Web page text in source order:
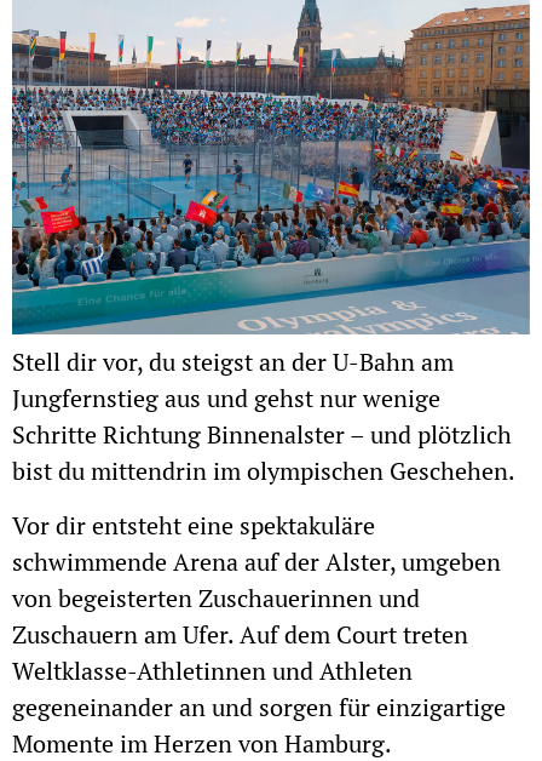
Stell dir vor, du steigst an der U-Bahn am
Jungfernstieg aus und gehst nur wenige
Schritte Richtung Binnenalster – und plötzlich
bist du mittendrin im olympischen Geschehen.
Vor dir entsteht eine spektakuläre
schwimmende Arena auf der Alster, umgeben
von begeisterten Zuschauerinnen und
Zuschauern am Ufer. Auf dem Court treten
Weltklasse-Athletinnen und Athleten
gegeneinander an und sorgen für einzigartige
Momente im Herzen von Hamburg.